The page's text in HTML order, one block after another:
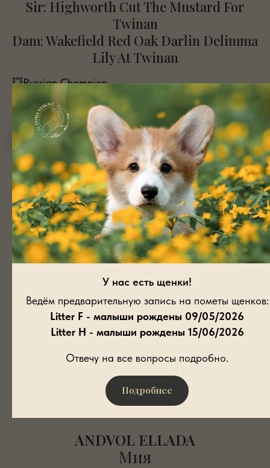
У нас есть щенки!
Ведём предварительную запись на пометы щенков:
Litter F - малыши рождены 09/05/2026
Litter H - малыши рождены 15/06/2026
Отвечу на все вопросы подробно.
Подробнее
Sir: Highworth Cut The Mustard For
Twinan
Dam: Wakefield Red Oak Darlin Delimma
Lily At Twinan
💥Russian Champion
💥RKF Champion
Подробнее
ANDVOL ELLADA
Мия